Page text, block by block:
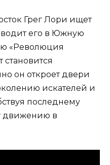
Грег Лори ищет
его в Южную
«Революция
становится
он откроет двери
искателей и
последнему
движению в